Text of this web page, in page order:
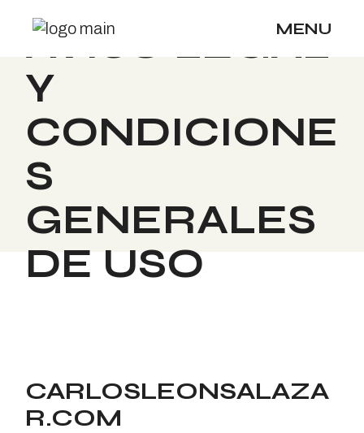
content
MENU
AVISO LEGAL
Y
CONDICIONE
S
GENERALES
DE USO
CARLOSLEONSALAZA
R.COM